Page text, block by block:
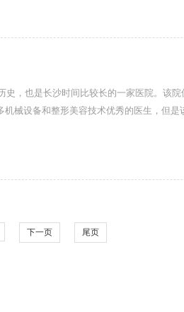
，也是长沙时间比较长的一家医院。该院
械设备和整形美容技术优秀的医生，但是
下一页 尾页